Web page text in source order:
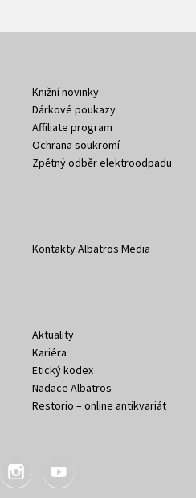
Knižní novinky
Dárkové poukazy
Affiliate program
Ochrana soukromí
Zpětný odběr elektroodpadu
Kontakty Albatros Media
Aktuality
Kariéra
Etický kodex
Nadace Albatros
Restorio – online antikvariát